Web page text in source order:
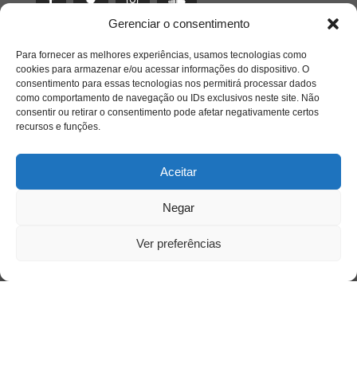
Gerenciar o consentimento
Para fornecer as melhores experiências, usamos tecnologias como
cookies para armazenar e/ou acessar informações do dispositivo. O
consentimento para essas tecnologias nos permitirá processar dados
como comportamento de navegação ou IDs exclusivos neste site. Não
consentir ou retirar o consentimento pode afetar negativamente certos
recursos e funções.
Aceitar
Negar
Ver preferências